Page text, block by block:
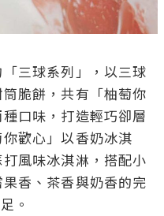
三球系列」，以三球
脆餅，共有「柚萄你
口味，打造輕巧卻層
歡心」以香奶冰淇
風味冰淇淋，搭配小
香、茶香與奶香的完
。